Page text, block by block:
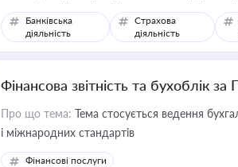
Банківська
діяльність
Страхова
діяльність
Фінансова звітність та бухоблік
Про що тема: Тема стосується ведення
і міжнародних стандартів
Фінансові послуги